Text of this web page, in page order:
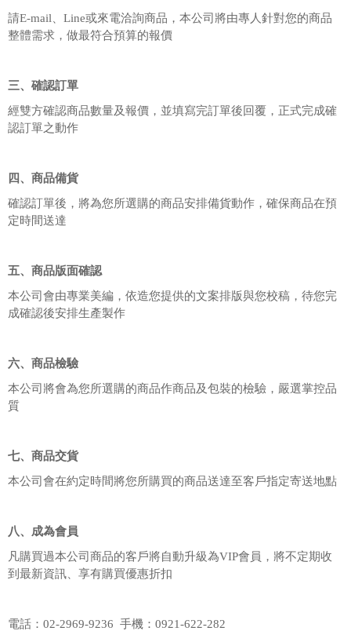
請E-mail、Line或來電洽詢商品，本公司將由專人針對您的商品
整體需求，做最符合預算的報價
三、確認訂單
經雙方確認商品數量及報價，並填寫完訂單後回覆，正式完成確
認訂單之動作
四、商品備貨
確認訂單後，將為您所選購的商品安排備貨動作，確保商品在預
定時間送達
五、商品版面確認
本公司會由專業美編，依造您提供的文案排版與您校稿，待您完
成確認後安排生產製作
六、商品檢驗
本公司將會為您所選購的商品作商品及包裝的檢驗，嚴選掌控品
質
七、商品交貨
本公司會在約定時間將您所購買的商品送達至客戶指定寄送地點
八、成為會員
凡購買過本公司商品的客戶將自動升級為VIP會員，將不定期收
到最新資訊、享有購買優惠折扣
電話：02-2969-9236 手機：0921-622-282